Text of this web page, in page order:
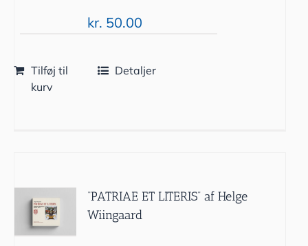
kr. 50.00
Tilføj til
kurv
Detaljer
“PATRIAE ET LITERIS” af Helge
Wiingaard